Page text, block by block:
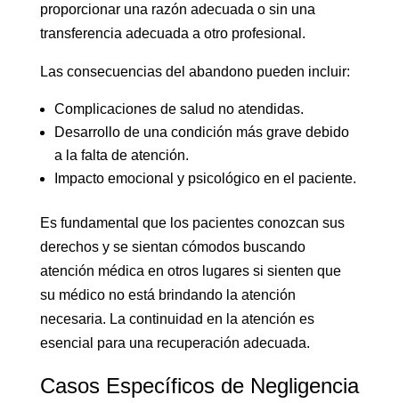
proporcionar una razón adecuada o sin una
transferencia adecuada a otro profesional.
Las consecuencias del abandono pueden incluir:
Complicaciones de salud no atendidas.
Desarrollo de una condición más grave debido
a la falta de atención.
Impacto emocional y psicológico en el paciente.
Es fundamental que los pacientes conozcan sus
derechos y se sientan cómodos buscando
atención médica en otros lugares si sienten que
su médico no está brindando la atención
necesaria. La continuidad en la atención es
esencial para una recuperación adecuada.
Casos Específicos de Negligencia